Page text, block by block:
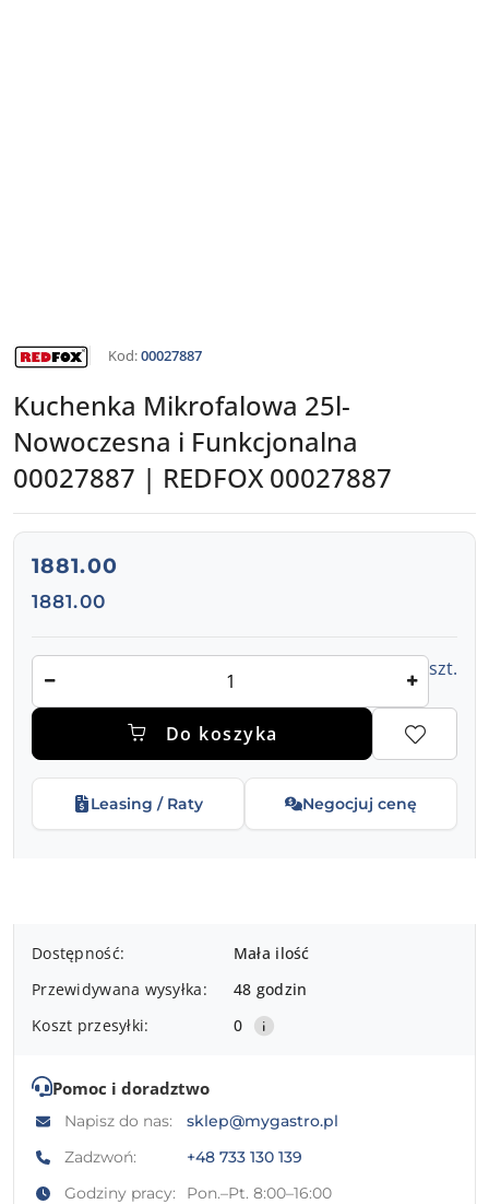
NAZWA
PRODUCENTA:Kod:00027887
Kuchenka Mikrofalowa 25l-
Nowoczesna i Funkcjonalna
00027887 | REDFOX 00027887
Kuchenka Mikrofalowa 25L Redfox 00027887 -
cena:
1881.00
Cena:
1881.00
Ilość szt.
Do koszyka
Leasing / Raty Negocjuj cenę
Dostępność
dostawa
Dostępność:
Mała ilość
Przewidywana wysyłka:
48 godzin
Koszt przesyłki:
0
Pomoc i doradztwo
Napisz do nas:
sklep@mygastro.pl
Zadzwoń:
+48 733 130 139
Godziny pracy:
Pon.–Pt. 8:00–16:00